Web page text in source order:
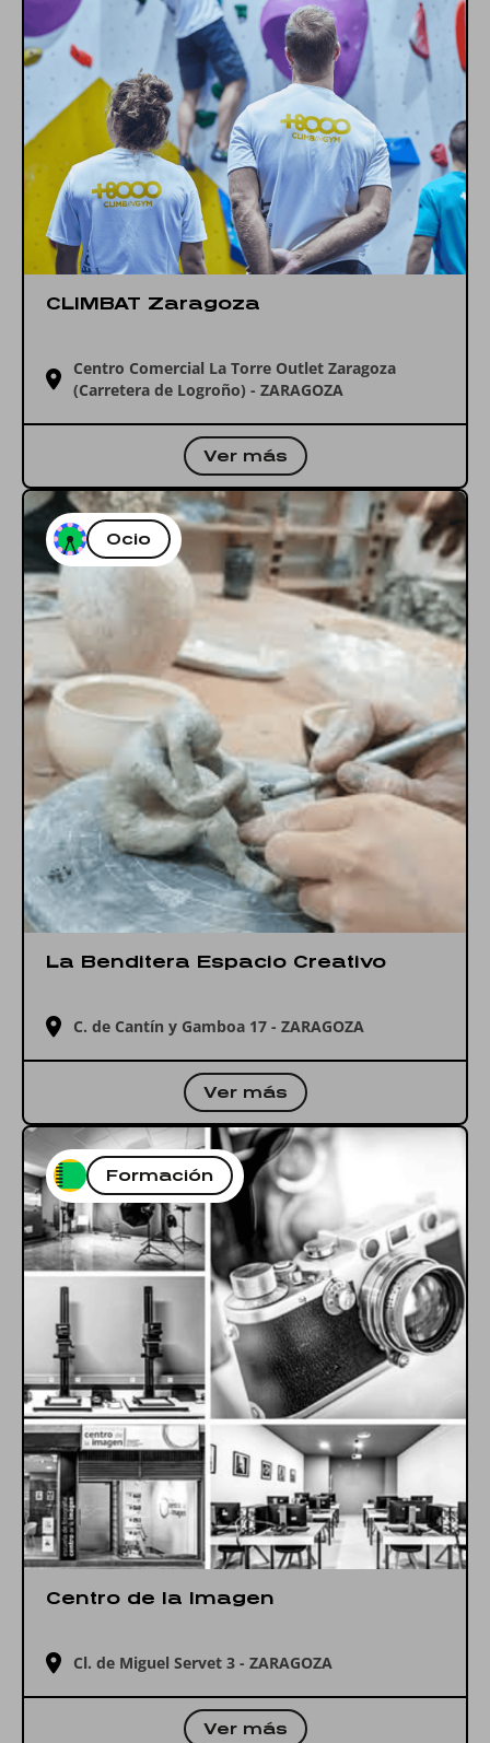
CLIMBAT Zaragoza
Centro Comercial La Torre Outlet Zaragoza
(Carretera de Logroño) - ZARAGOZA
Ver más
Ocio
La Benditera Espacio Creativo
C. de Cantín y Gamboa 17 - ZARAGOZA
Ver más
Formación
Centro de la Imagen
Cl. de Miguel Servet 3 - ZARAGOZA
Ver más